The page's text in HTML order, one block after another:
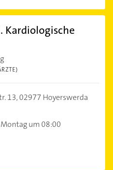
Kardiologische
13,02977 Hoyerswerda
um 08:00